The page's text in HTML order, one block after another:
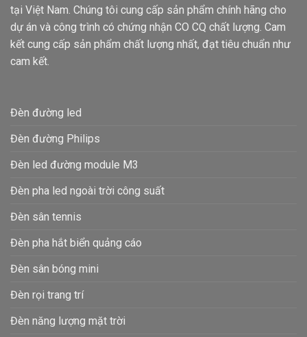
tại Việt Nam. Chúng tôi cung cấp sản phẩm chính hãng cho
dự án và công trình có chứng nhận CO CQ chất lượng. Cam
kết cung cấp sản phẩm chất lượng nhất, đạt tiêu chuẩn như
cam kết.
Đèn đường led
Đèn đường Philips
Đèn led đường module M3
Đèn pha led ngoài trời công suất
Đèn sân tennis
Đèn pha hắt biển quảng cáo
Đèn sân bóng mini
Đèn rọi trang trí
Đèn năng lượng mặt trời